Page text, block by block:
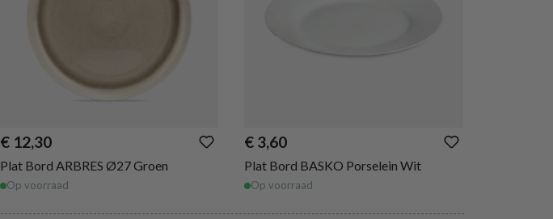
€ 12,30
Plat Bord ARBRES Ø27 Groen
Op voorraad
€ 3,60
Plat Bord BASKO Porselein Wit
Op voorraad